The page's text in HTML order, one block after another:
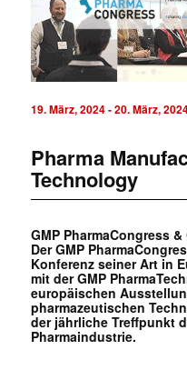
19. März, 2024-20. März,
Pharma
Technology
GMP PharmaCongress
Der GMP
Konferenz seiner Art in
mit der GMP
europäischen
pharmazeutischen
der jährliche Treffpunkt
Pharmaindustrie.